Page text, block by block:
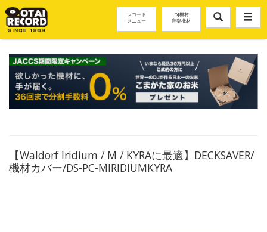
レコード
メニュー
DJ機材
音楽機材
【Waldorf Iridium / M / KYRAに最適】DECKSAVER/
機材カバー/DS-PC-MIRIDIUMKYRA